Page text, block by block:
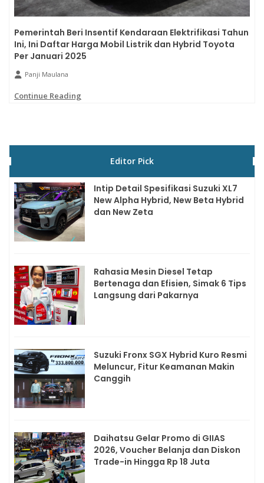
Pemerintah Beri Insentif Kendaraan Elektrifikasi Tahun
Ini, Ini Daftar Harga Mobil Listrik dan Hybrid Toyota
Per Januari 2025
Panji Maulana
Continue Reading
Editor Pick
Intip Detail Spesifikasi Suzuki XL7
New Alpha Hybrid, New Beta Hybrid
dan New Zeta
Rahasia Mesin Diesel Tetap
Bertenaga dan Efisien, Simak 6 Tips
Langsung dari Pakarnya
Suzuki Fronx SGX Hybrid Kuro Resmi
Meluncur, Fitur Keamanan Makin
Canggih
Daihatsu Gelar Promo di GIIAS
2026, Voucher Belanja dan Diskon
Trade-in Hingga Rp 18 Juta